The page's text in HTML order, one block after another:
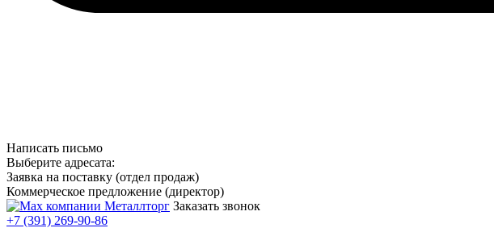
Написать письмо
Выберите адресата:
Заявка на поставку (отдел продаж)
Коммерческое предложение (директор)
Заказать звонок
+7 (391) 269-90-86